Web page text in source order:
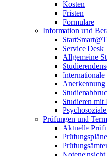
Kosten
Fristen
Formulare
Information und
Service Desk
Allgemeine
Internationale
Studieren mit
Prüfungen und
Aktuelle
Prüfungspläne
Prüfungsämter
Noteneinsicht